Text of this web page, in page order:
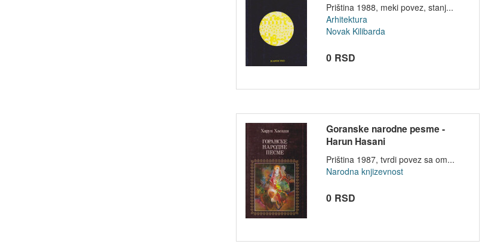
Priština 1988, meki povez, stanj...
Arhitektura
Novak Kilibarda
0 RSD
Goranske narodne pesme -
Harun Hasani
Priština 1987, tvrdi povez sa om...
Narodna knjizevnost
0 RSD